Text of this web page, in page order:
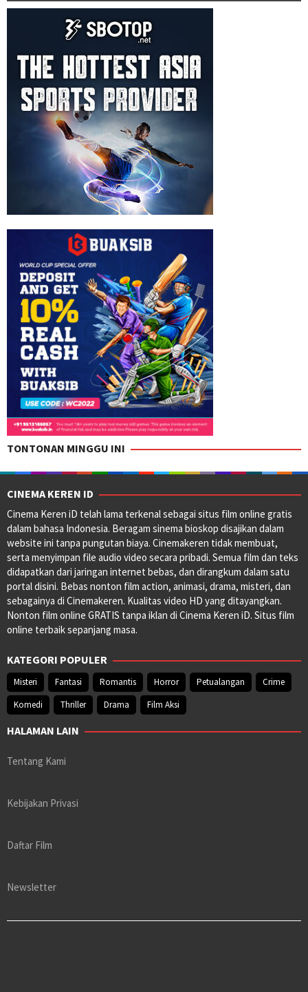
TONTONAN MINGGU INI
CINEMA KEREN ID
Cinema Keren iD telah lama terkenal sebagai situs film online gratis
dalam bahasa Indonesia. Beragam sinema bioskop disajikan dalam
website ini tanpa pungutan biaya. Cinemakeren tidak membuat,
serta menyimpan file audio video secara pribadi. Semua film dan teks
didapatkan dari jaringan internet bebas, dan dirangkum dalam satu
portal disini. Bebas nonton film action, animasi, drama, misteri, dan
sebagainya di Cinemakeren. Kualitas video HD yang ditayangkan.
Nonton film online GRATIS tanpa iklan di Cinema Keren iD. Situs film
online terbaik sepanjang masa.
KATEGORI POPULER
Misteri Fantasi Romantis Horror Petualangan
Crime
Komedi
Thriller Drama Film Aksi
HALAMAN LAIN
Tentang Kami
Kebijakan Privasi
Daftar Film
Newsletter